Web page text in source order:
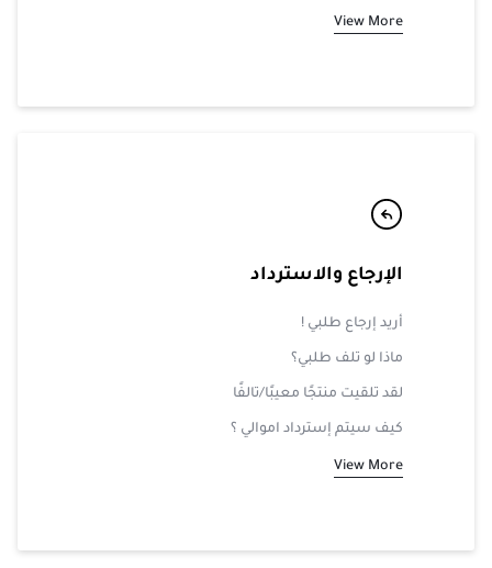
View More
الإرجاع والاسترداد
أريد إرجاع طلبي !
ماذا لو تلف طلبي؟
لقد تلقيت منتجًا معيبًا/تالفًا
كيف سيتم إسترداد اموالي ؟
View More